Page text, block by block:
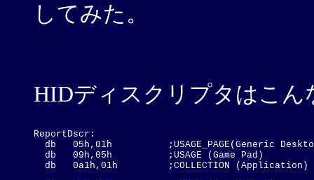
してみた。
HIDディスクリプタはこん
ReportDscr:
db   05h,01h          ;USAGE_PAGE(Generic
  db   09h,05h          ;USAGE (Game Pad)
  db   0a1h,01h         ;COLLECTION (Application)